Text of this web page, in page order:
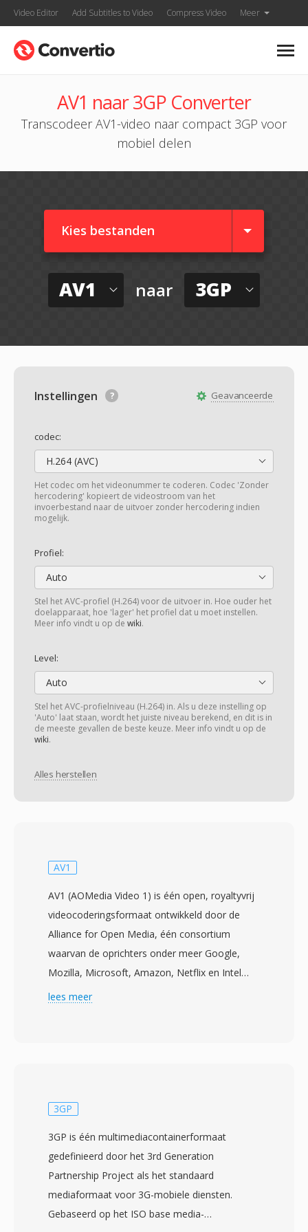
Video Editor Add Subtitles to Video Compress Video Meer
AV1 naar 3GP Converter
Transcodeer AV1-video naar compact 3GP voor
mobiel delen
Kies bestanden
AV1 naar 3GP
Geavanceerde
Instellingen
codec:
H.264 (AVC)
Het codec om het videonummer te coderen. Codec 'Zonder
hercodering' kopieert de videostroom van het
invoerbestand naar de uitvoer zonder hercodering indien
mogelijk.
Profiel:
Auto
Stel het AVC-profiel (H.264) voor de uitvoer in. Hoe ouder het
doelapparaat, hoe 'lager' het profiel dat u moet instellen.
Meer info vindt u op de wiki.
Level:
Auto
Stel het AVC-profielniveau (H.264) in. Als u deze instelling op
'Auto' laat staan, wordt het juiste niveau berekend, en dit is in
de meeste gevallen de beste keuze. Meer info vindt u op de
wiki.
Alles herstellen
AV1
AV1 (AOMedia Video 1) is één open, royaltyvrij
videocoderingsformaat ontwikkeld door de
Alliance for Open Media, één consortium
waarvan de oprichters onder meer Google,
Mozilla, Microsoft, Amazon, Netflix en Intel
omvatten. De specificatie werd afgerond in juni
HEVC bij vergelijkbare visuele kwaliteit,
willen verlagen zonder in te boeten op
kijkervaring. De codec ondersteunt één breed
filmkorrelsynsthese, flexibele tegeling voor
lees meer
3GP
3GP is één multimediacontainerformaat
gedefinieerd door het 3rd Generation
Partnership Project als het standaard
mediaformaat voor 3G-mobiele diensten.
Gebaseerd op het ISO base media-